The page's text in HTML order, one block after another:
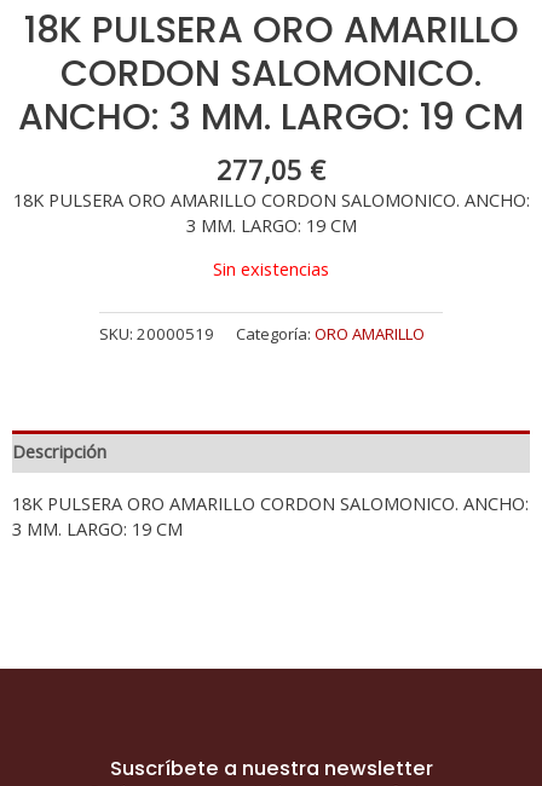
18K PULSERA ORO AMARILLO
CORDON SALOMONICO.
ANCHO: 3 MM. LARGO: 19 CM
277,05 €
18K PULSERA ORO AMARILLO CORDON SALOMONICO. ANCHO:
3 MM. LARGO: 19 CM
Sin existencias
SKU: 20000519 Categoría: ORO AMARILLO
Descripción
18K PULSERA ORO AMARILLO CORDON SALOMONICO. ANCHO:
3 MM. LARGO: 19 CM
Suscríbete a nuestra newsletter